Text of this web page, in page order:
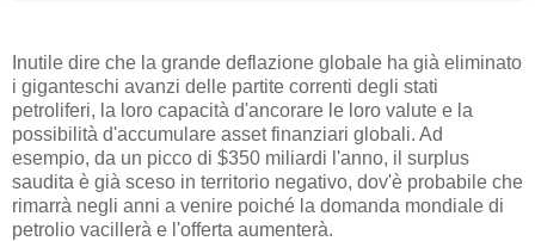
Inutile dire che la grande deflazione globale ha già eliminato
i giganteschi avanzi delle partite correnti degli stati
petroliferi, la loro capacità d'ancorare le loro valute e la
possibilità d'accumulare asset finanziari globali. Ad
esempio, da un picco di $350 miliardi l'anno, il surplus
saudita è già sceso in territorio negativo, dov'è probabile che
rimarrà negli anni a venire poiché la domanda mondiale di
petrolio vacillerà e l'offerta aumenterà.